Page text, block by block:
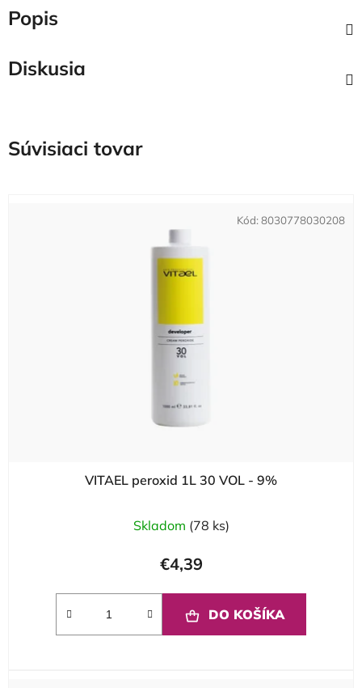
Popis
Diskusia
Súvisiaci tovar
VITAEL peroxid 1L 30 VOL - 9%
Skladom (78 ks)
€4,39
DO KOŠÍKA
Kód: 8030778030208